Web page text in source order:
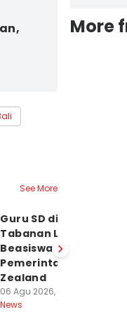
See More
Guru SD di
Tabanan Lolos
Beasiswa NZELTO
Pemerintah New
Zealand
06 Agu 2026, 15:56 WIB
News
More